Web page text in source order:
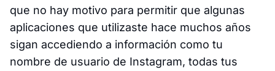
que no hay motivo para permitir que algunas
aplicaciones que utilizaste hace muchos años
sigan accediendo a información como tu
nombre de usuario de Instagram, todas tus